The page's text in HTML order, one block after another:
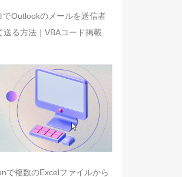
でOutlookのメールを送信者
送る方法｜VBAコード掲載
で複数のExcelファイルから